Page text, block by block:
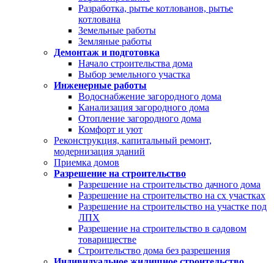
Разработка, рытье котлованов, рытье
котлована
Земельные работы
Земляные работы
Демонтаж и подготовка
Начало строительства дома
Выбор земельного участка
Инженерные работы
Водоснабжение загородного дома
Канализация загородного дома
Отопление загородного дома
Комфорт и уют
Реконструкция, капитальный ремонт,
модернизация зданий
Приемка домов
Разрешение на строительство
Разрешение на строительство дачного дома
Разрешение на строительство на сх участках
Разрешение на строительство на участке под
ЛПХ
Разрешение на строительство в садовом
товариществе
Строительство дома без разрешения